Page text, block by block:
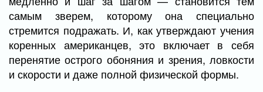
самым зверем, которому она специально
стремится подражать. И, как утверждают учения
коренных американцев, это включает в себя
перенятие острого обоняния и зрения, ловкости
и скорости и даже полной физической формы.